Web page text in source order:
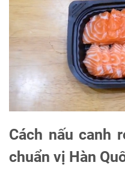
Cách nấu canh
chuẩn vị Hàn